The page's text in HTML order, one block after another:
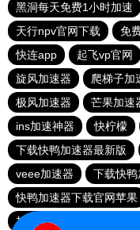
黑洞每天免费1小时加速
天行npv官网下载
免
快连app
起飞vp官网
旋风加速器
爬梯子加
极风加速器
芒果加速
ins加速神器
快柠檬
下载快鸭加速器最新版
veee加速器
下载快
快鸭加速器下载官网苹果
加速器旋风